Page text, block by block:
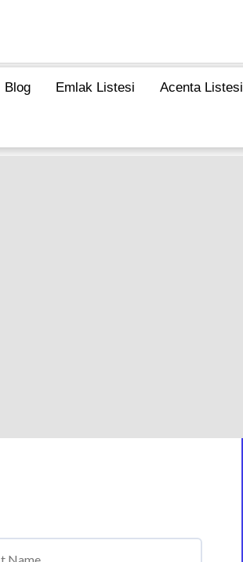
Blog Emlak Listesi Acenta Listesi